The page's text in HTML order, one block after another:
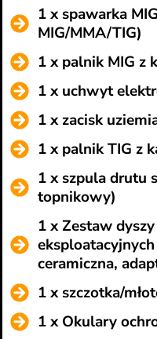
1 x spawarka
MIG/MMA/TIG)
1 x palnik MIG z
1 x uchwyt
1 x zacisk
1 x palnik TIG z
1 x szpula drutu
topnikowy)
1 x Zestaw
ceramiczna,
1 x szczotka/
1 x Okulary